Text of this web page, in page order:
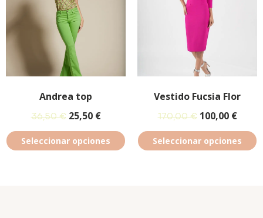
Andrea top
36,50€ 25,50 €
Seleccionar opciones
Vestido Fucsia Flor
170,00€ 100,00 €
Seleccionar opciones